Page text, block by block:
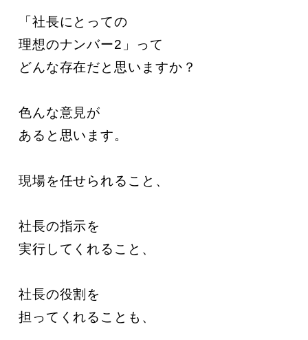
「社長にとっての
理想のナンバー2」って
どんな存在だと思いますか？
色んな意見が
あると思います。
現場を任せられること、
社長の指示を
実行してくれること、
社長の役割を
担ってくれることも、